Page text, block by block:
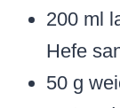
200 ml
Hefe
50 g